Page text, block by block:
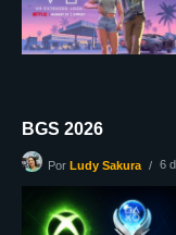
BGS 2026
Por Ludy Sakura 6